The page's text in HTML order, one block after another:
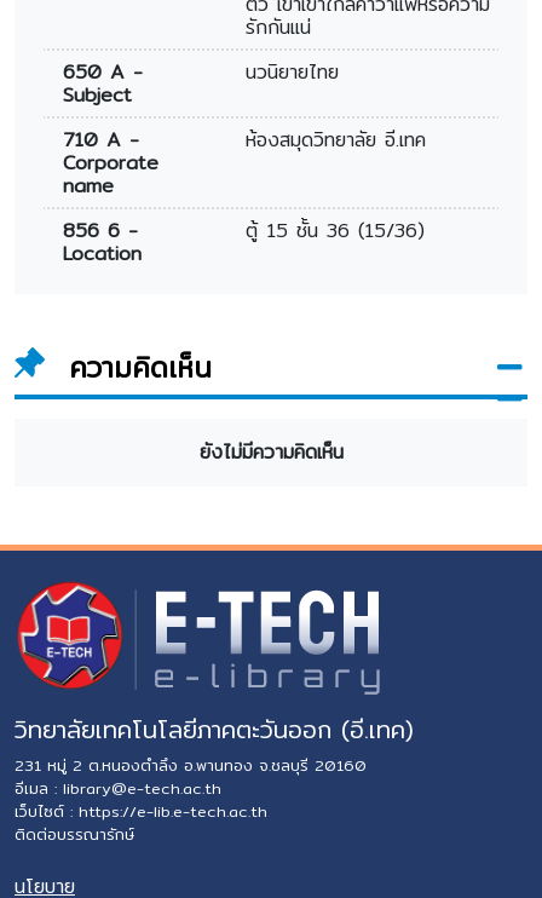
รักกันแน่
650 A -
Subject
นวนิยายไทย
710 A -
Corporate
name
ห้องสมุดวิทยาลัย อี.เทค
856 6 -
Location
ตู้ 15 ชั้น 36 (15/36)
ความคิดเห็น
ยังไม่มีความคิดเห็น
วิทยาลัยเทคโนโลยีภาคตะวันออก (อี.เทค)
231 หมู่ 2 ต.หนองตำลึง อ.พานทอง จ.ชลบุรี 20160
อีเมล : library@e-tech.ac.th
เว็บไซต์ : https://e-lib.e-tech.ac.th
ติดต่อบรรณารักษ์
นโยบาย